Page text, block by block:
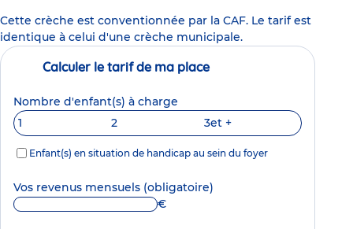
Cette crèche est conventionnée par la CAF. Le tarif est
identique à celui d'une crèche municipale.
Calculer le tarif de ma place
Nombre d'enfant(s) à charge
1
2 3et +
Enfant(s) en situation de handicap au sein du foyer
Vos revenus mensuels (obligatoire)
€